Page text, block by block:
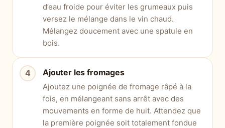
d’eau froide pour éviter les grumeaux puis
versez le mélange dans le vin chaud.
Mélangez doucement avec une spatule en
bois.
Ajouter les fromages
Ajoutez une poignée de fromage râpé à la
fois, en mélangeant sans arrêt avec des
mouvements en forme de huit. Attendez que
la première poignée soit totalement fondue